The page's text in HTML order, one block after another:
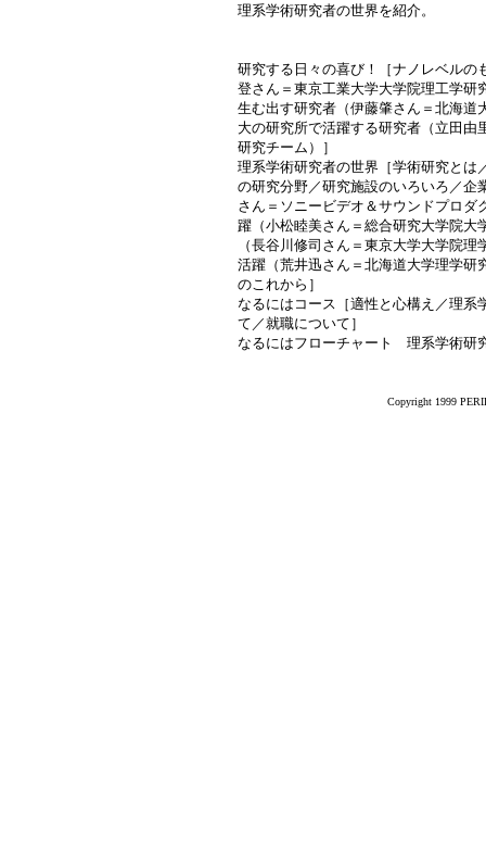
理系学術研究者の世界を紹介。
研究する日々の喜び！［ナノレベルの
登さん＝東京工業大学大学院理工学研
生む出す研究者（伊藤肇さん＝北海道
大の研究所で活躍する研究者（立田由
研究チーム）］
理系学術研究者の世界［学術研究とは
の研究分野／研究施設のいろいろ／企
さん＝ソニービデオ＆サウンドプロダ
躍（小松睦美さん＝総合研究大学院大
（長谷川修司さん＝東京大学大学院
活躍（荒井迅さん＝北海道大学理学研
のこれから］
なるにはコース［適性と心構え／理系
て／就職について］
なるにはフローチャート 理系学術研
Copyright 1999